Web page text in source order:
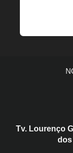
Tv. Lourenço
dos